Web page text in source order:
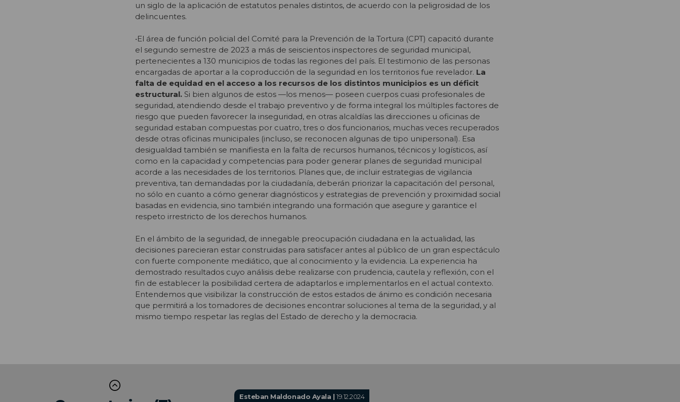
un siglo de la aplicación de estatutos penales distintos, de acuerdo con la peligrosidad de los
delincuentes.
•El área de función policial del Comité para la Prevención de la Tortura (CPT) capacitó durante
el segundo semestre de 2023 a más de seiscientos inspectores de seguridad municipal,
pertenecientes a 130 municipios de todas las regiones del país. El testimonio de las personas
encargadas de aportar a la coproducción de la seguridad en los territorios fue revelador. La
falta de equidad en el acceso a los recursos de los distintos municipios es un déficit
estructural. Si bien algunos de estos —los menos— poseen cuerpos cuasi profesionales de
seguridad, atendiendo desde el trabajo preventivo y de forma integral los múltiples factores de
riesgo que pueden favorecer la inseguridad, en otras alcaldías las direcciones u oficinas de
seguridad estaban compuestas por cuatro, tres o dos funcionarios, muchas veces recuperados
desde otras oficinas municipales (incluso, se reconocen algunas de tipo unipersonal). Esa
desigualdad también se manifiesta en la falta de recursos humanos, técnicos y logísticos, así
como en la capacidad y competencias para poder generar planes de seguridad municipal
acorde a las necesidades de los territorios. Planes que, de incluir estrategias de vigilancia
preventiva, tan demandadas por la ciudadanía, deberán priorizar la capacitación del personal,
no sólo en cuanto a cómo generar diagnósticos y estrategias de prevención y proximidad social
basadas en evidencia, sino también integrando una formación que asegure y garantice el
respeto irrestricto de los derechos humanos.
En el ámbito de la seguridad, de innegable preocupación ciudadana en la actualidad, las
decisiones parecieran estar construidas para satisfacer antes al público de un gran espectáculo
con fuerte componente mediático, que al conocimiento y la evidencia. La experiencia ha
demostrado resultados cuyo análisis debe realizarse con prudencia, cautela y reflexión, con el
fin de establecer la posibilidad certera de adaptarlos e implementarlos en el actual contexto.
Entendemos que visibilizar la construcción de estos estados de ánimo es condición necesaria
que permitirá a los tomadores de decisiones encontrar soluciones al tema de la seguridad, y al
mismo tiempo respetar las reglas del Estado de derecho y la democracia.
Esteban Maldonado Ayala |19.12.2024